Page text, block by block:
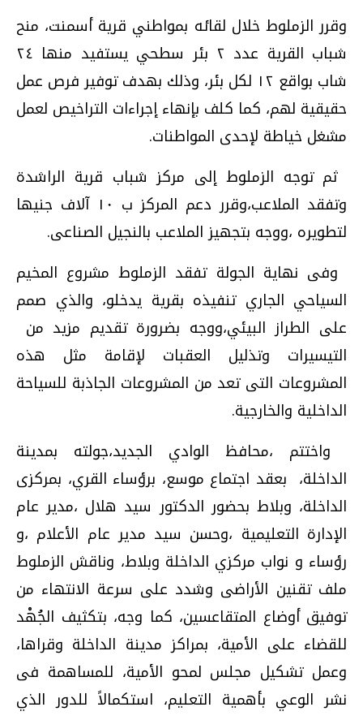
وقرر الزملوط خلال لقائه بمواطني قرية أسمنت، منح
شباب القرية عدد ٢ بئر سطحي يستفيد منها ٢٤
شاب بواقع ١٢ لكل بئر، وذلك بهدف توفير فرص عمل
حقيقية لهم، كما كلف بإنهاء إجراءات التراخيص لعمل
مشغل خياطة لإحدى المواطنات.
ثم توجه الزملوط إلى مركز شباب قرية الراشدة
وتفقد الملاعب،وقرر دعم المركز ب ١٠ آلاف جنيها
لتطويره ،ووجه بتجهيز الملاعب بالنجيل الصناعى.
وفى نهاية الجولة تفقد الزملوط مشروع المخيم
السياحي الجاري تنفيذه بقرية يدخلو، والذي صمم
على الطراز البيئي،ووجه بضرورة تقديم مزيد من
التيسيرات وتذليل العقبات لإقامة مثل هذه
المشروعات التى تعد من المشروعات الجاذبة للسياحة
الداخلية والخارجية.
واختتم ،محافظ الوادي الجديد،جولته بمدينة
الداخلة، بعقد اجتماع موسع، برؤساء القري، بمركزى
الداخلة، وبلاط بحضور الدكتور سيد هلال ،مدير عام
الإدارة التعليمية ،وحسن سيد مدير عام الأعلام ،و
رؤساء و نواب مركزي الداخلة وبلاط، وناقش الزملوط
ملف تقنين الأراضى وشدد على سرعة الانتهاء من
توفيق أوضاع المتقاعسين، كما وجه، بتكثيف الجُهْد
للقضاء على الأمية، بمراكز مدينة الداخلة وقراها،
وعمل تشكيل مجلس لمحو الأمية، للمساهمة فى
نشر الوعي بأهمية التعليم، استكمالاً للدور الذي